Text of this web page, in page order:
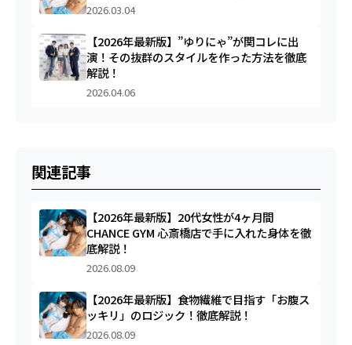
2026.03.04
【2026年最新版】”ゆりにゃ”が関コレに出
演！その抜群のスタイルを作った方法を徹底
解説！
2026.04.06
関連記事
【2026年最新版】20代女性が4ヶ月間
CHANCE GYM 心斎橋店で手に入れた身体を徹
底解説！
2026.08.09
【2026年最新版】食物繊維で目指す「お腹ス
ッキリ」のロジック！徹底解説！
2026.08.09